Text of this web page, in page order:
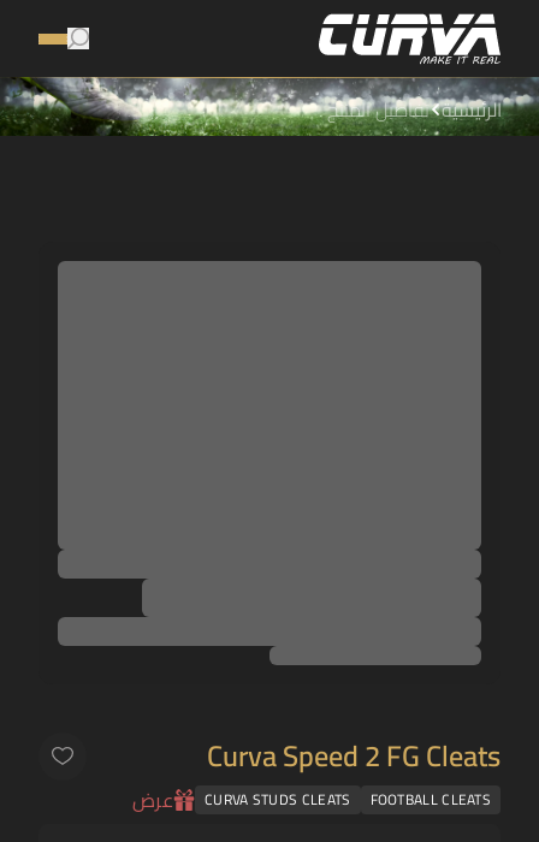
الرئيسية تفاصيل المنتج
Curva Speed 2 FG Cleats
FOOTBALL CLEATS
CURVA STUDS CLEATS عرض